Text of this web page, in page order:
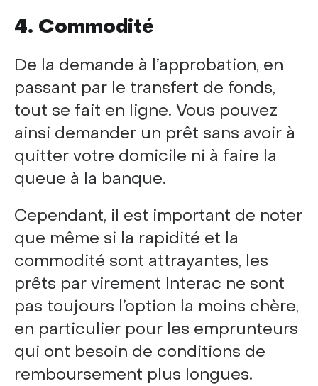
4. Commodité
De la demande à l’approbation, en
passant par le transfert de fonds,
tout se fait en ligne. Vous pouvez
ainsi demander un prêt sans avoir à
quitter votre domicile ni à faire la
queue à la banque.
Cependant, il est important de noter
que même si la rapidité et la
commodité sont attrayantes, les
prêts par virement Interac ne sont
pas toujours l’option la moins chère,
en particulier pour les emprunteurs
qui ont besoin de conditions de
remboursement plus longues.